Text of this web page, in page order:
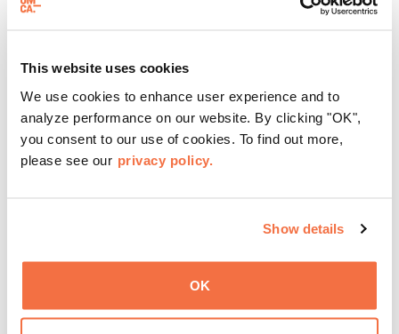
This website uses cookies
We use cookies to enhance user experience and to
analyze performance on our website. By clicking "OK",
you consent to our use of cookies. To find out more,
please see our privacy policy.
Show details
OK
加入我们的 "画廊聊天室"，有机会与我们热情、知识渊博
的 OMCA 指导员聊天并提问。